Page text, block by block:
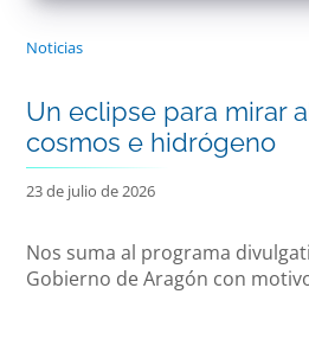
Noticias
Un eclipse para mirar
cosmos e hidrógeno
23 de julio de 2026
Nos suma al programa
Gobierno de Aragón con